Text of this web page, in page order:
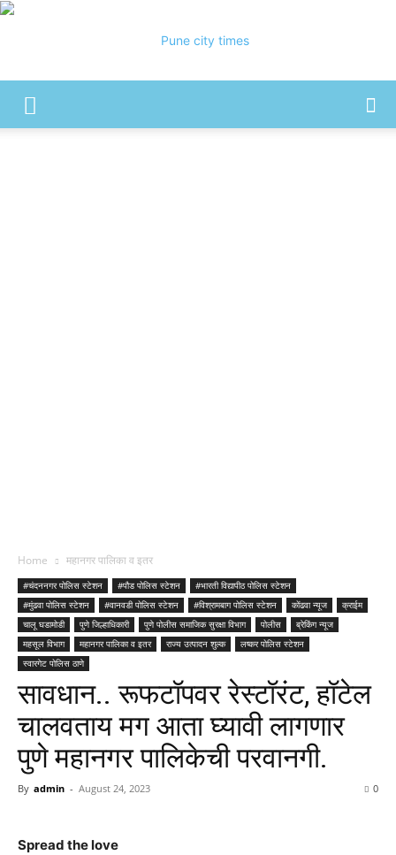
Home महानगर पालिका व इतर
#चंदननगर पोलिस स्टेशन #पौड पोलिस स्टेशन
#भारती विद्यापीठ पोलिस स्टेशन
#मुंढवा पोलिस स्टेशन
#वानवडी पोलिस स्टेशन #विश्रामबाग पोलिस स्टेशन कोंढवा न्यूज
क्राईम
चालू घडामोडी
पुणे जिल्हाधिकारी पुणे पोलीस समाजिक सुरक्षा विभाग पोलीस
ब्रेकिंग न्यूज
महसूल विभाग
महानगर पालिका व इतर राज्य उत्पादन शुल्क
लष्कर पोलिस स्टेशन
स्वारगेट पोलिस ठाणे
सावधान.. रूफटॉपवर रेस्टॉरंट, हॉटेल
चालवताय मग आता घ्यावी लागणार
पुणे महानगर पालिकेची परवानगी.
By admin - August 24, 2023 0
Spread the love